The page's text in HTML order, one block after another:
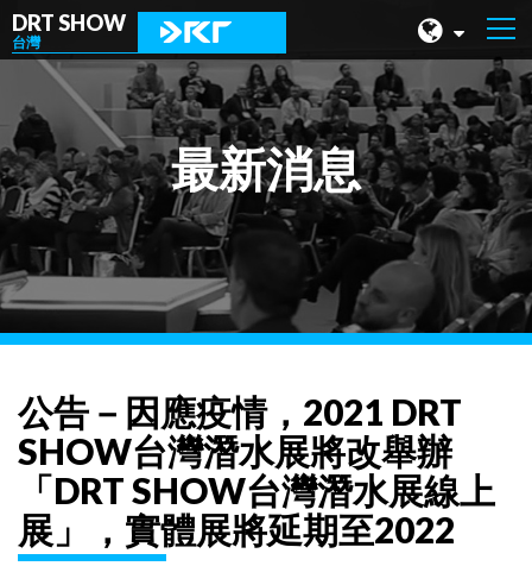
DRT SHOW
台灣
馬來西亞
上海
台灣
印尼
北京
菲律賓
香港
最新消息
公告－因應疫情，2021 DRT
SHOW台灣潛水展將改舉辦
「DRT SHOW台灣潛水展線上
展」，實體展將延期至2022